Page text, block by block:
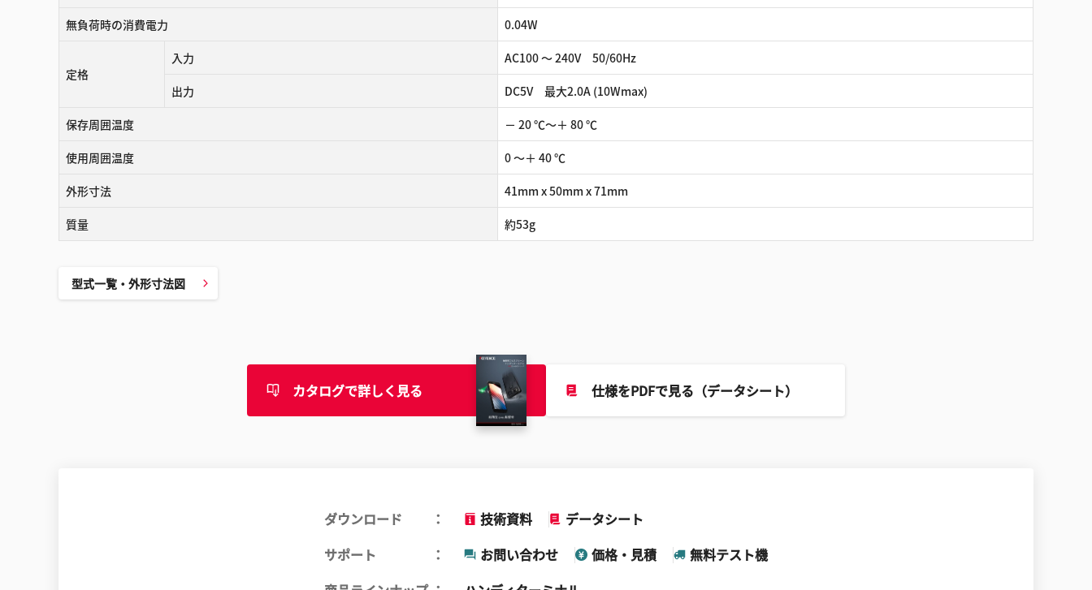
無負荷時の消費電力 0.04W
定格
入力 AC100 ～ 240V 50/60Hz
出力 DC5V 最大2.0A (10Wmax)
保存周囲温度 － 20 ℃～＋ 80 ℃
使用周囲温度 0 ～＋ 40 ℃
外形寸法 41mm x 50mm x 71mm
質量 約53g
型式一覧・外形寸法図
カタログで詳しく見る 仕様をPDFで見る（データシート）
ダウンロード 技術資料
データシート
サポート
お問い合わせ 価格・見積
無料テスト機